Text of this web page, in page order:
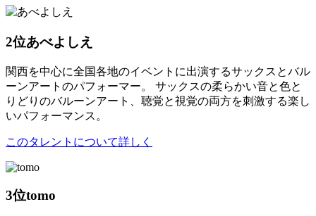
2位あべよしえ
関西を中心に全国各地のイベントに出演するサックスとバル
ーンアートのパフォーマー。 サックスの柔らかい音と色と
りどりのバルーンアート、聴覚と視覚の両方を刺激する楽し
いパフォーマンス。
このタレントについて詳しく
3位tomo